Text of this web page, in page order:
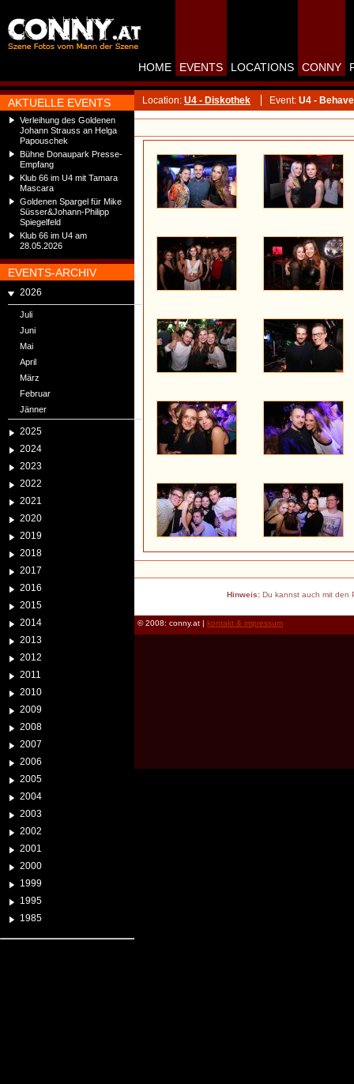
AKTUELLE EVENTS
Verleihung des Goldenen
Johann Strauss an Helga
Papouschek
Bühne Donaupark Presse-
Empfang
Klub 66 im U4 mit Tamara
Mascara
Goldenen Spargel für Mike
Süsser&Johann-Philipp
Spiegelfeld
Klub 66 im U4 am
28.05.2026
EVENTS-ARCHIV
2026
Juli
Juni
Mai
April
März
Februar
Jänner
2025
2024
2023
2022
2021
2020
2019
2018
2017
2016
2015
2014
2013
2012
2011
2010
2009
2008
2007
2006
2005
2004
2003
2002
2001
2000
1999
1995
1985
HOME EVENTS LOCATIONS CONNY
Location: U4 - Diskothek Event: U4 - Behave
Hinweis:Du kannst auch mit den
© 2008: conny.at | kontakt & impressum